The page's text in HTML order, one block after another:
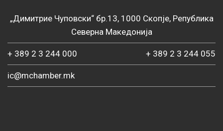
„Димитрие Чуповски“ бр.13, 1000 Скопје, Република
Северна Македонија
+ 389 2 3 244 000 + 389 2 3 244 055
ic@mchamber.mk